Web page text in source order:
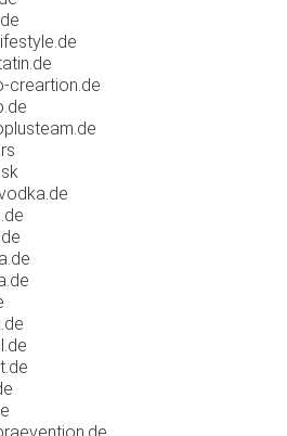
creartion.de